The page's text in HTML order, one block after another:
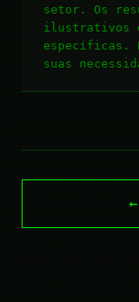
setor. Os
ilustrativos e
específicas.
suas